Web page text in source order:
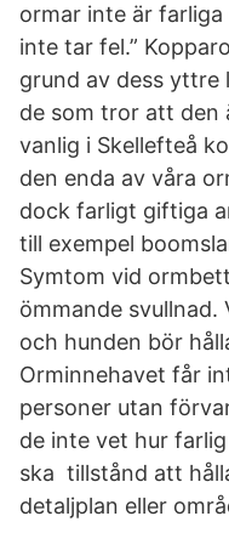
ormar inte är
inte tar fel.”
grund av dess yttre
de som tror att den
vanlig i Skellefteå
den enda av våra
dock farligt giftiga
till exempel
Symtom vid
ömmande svullnad.
och hunden bör
Orminnehavet får
personer utan
de inte vet hur
ska tillstånd att
detaljplan eller